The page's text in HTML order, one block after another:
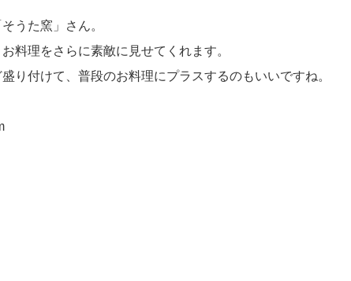
うた窯」さん。
料理をさらに素敵に見せてくれます。
り付けて、普段のお料理にプラスするのもいいですね。